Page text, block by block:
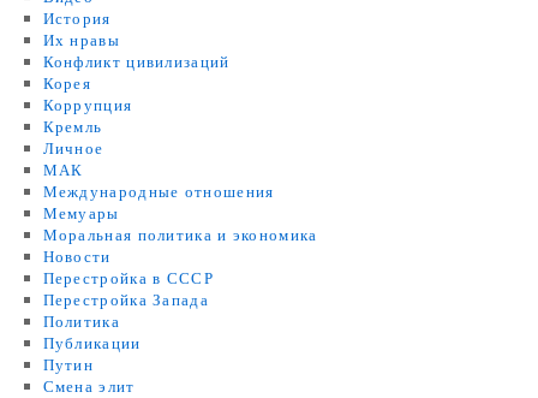
История
Их нравы
Конфликт цивилизаций
Корея
Коррупция
Кремль
Личное
МАК
Международные отношения
Мемуары
Моральная политика и экономика
Новости
Перестройка в СССР
Перестройка Запада
Политика
Публикации
Путин
Смена элит